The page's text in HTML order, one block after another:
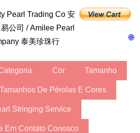
🌐
公司 / Amilee Pearl
泰美珍珠行
Categoria Cor Tamanho
Tamanhos De Pérolas E Cores
Stringing Service
Em Contato Conosco